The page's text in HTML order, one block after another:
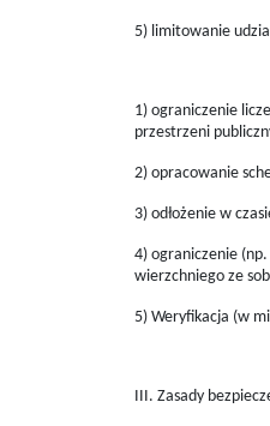
5) limitowanie
1) ograniczenie
przestrzeni
2) opracowanie
3) odłożenie w
4) ograniczenie
wierzchniego ze
5) Weryfikacja (w
III. Zasady